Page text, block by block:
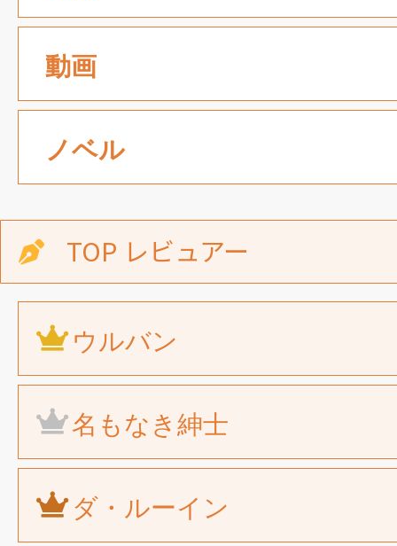
動画
ノベル
TOP レビュアー
ウルバン
名もなき紳士
ダ・ルーイン